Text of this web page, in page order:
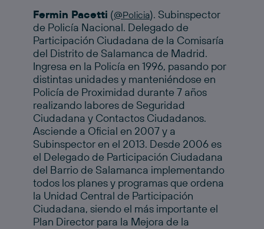
Fermin Pacetti (@Policia). Subinspector
de Policía Nacional. Delegado de
Participación Ciudadana de la Comisaría
del Distrito de Salamanca de Madrid.
Ingresa en la Policía en 1996, pasando por
distintas unidades y manteniéndose en
Policía de Proximidad durante 7 años
realizando labores de Seguridad
Ciudadana y Contactos Ciudadanos.
Asciende a Oficial en 2007 y a
Subinspector en el 2013. Desde 2006 es
el Delegado de Participación Ciudadana
del Barrio de Salamanca implementando
todos los planes y programas que ordena
la Unidad Central de Participación
Ciudadana, siendo el más importante el
Plan Director para la Mejora de la